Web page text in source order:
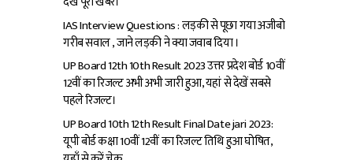
IAS Interview Questions : लड़की से पूछा गया अजीबो
गरीब सवाल , जाने लड़की ने क्या जवाब दिया ।
UP Board 12th 10th Result 2023 उत्तर प्रदेश बोर्ड 10वीं
12वीं का रिजल्ट अभी अभी जारी हुआ, यहां से देखें सबसे
पहले रिजल्ट।
UP Board 10th 12th Result Final Date jari 2023:
यूपी बोर्ड कक्षा 10वीं 12वीं का रिजल्ट तिथि हुआ घोषित,